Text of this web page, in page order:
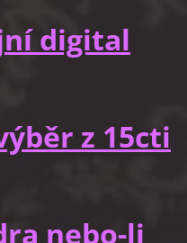
digital
z 15cti
nebo-li